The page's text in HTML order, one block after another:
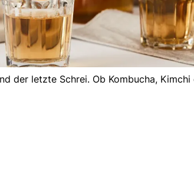
der letzte Schrei. Ob Kombucha,